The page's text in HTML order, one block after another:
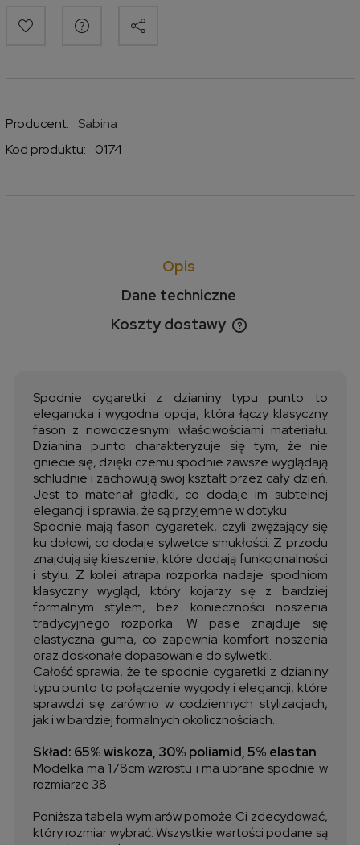
Producent:
Sabina
Kod produktu:
0174
Opis
Dane techniczne
Koszty dostawy
Cena nie zawiera ewentualnych kosztów płatności
Spodnie cygaretki z dzianiny typu punto to
elegancka i wygodna opcja, która łączy klasyczny
fason z nowoczesnymi właściwościami materiału.
Dzianina punto charakteryzuje się tym, że nie
gniecie się, dzięki czemu spodnie zawsze wyglądają
schludnie i zachowują swój kształt przez cały dzień.
Jest to materiał gładki, co dodaje im subtelnej
elegancji i sprawia, że są przyjemne w dotyku.
Spodnie mają fason cygaretek, czyli zwężający się
ku dołowi, co dodaje sylwetce smukłości. Z przodu
znajdują się kieszenie, które dodają funkcjonalności
i stylu. Z kolei atrapa rozporka nadaje spodniom
klasyczny wygląd, który kojarzy się z bardziej
formalnym stylem, bez konieczności noszenia
tradycyjnego rozporka. W pasie znajduje się
elastyczna guma, co zapewnia komfort noszenia
oraz doskonałe dopasowanie do sylwetki.
Całość sprawia, że te spodnie cygaretki z dzianiny
typu punto to połączenie wygody i elegancji, które
sprawdzi się zarówno w codziennych stylizacjach,
jak i w bardziej formalnych okolicznościach.
Skład: 65% wiskoza, 30% poliamid, 5% elastan
Modelka ma 178cm wzrostu i ma ubrane spodnie w
rozmiarze 38
Poniższa tabela wymiarów pomoże Ci zdecydować,
który rozmiar wybrać. Wszystkie wartości podane są